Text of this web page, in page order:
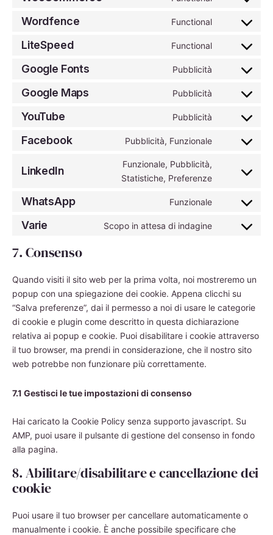
service
Consent
service
Wordfence Functional
Consent
service
LiteSpeed Functional
Consent
service
Google Fonts Pubblicità
Consent
service
Google Maps Pubblicità
Consent
service
YouTube Pubblicità
Consent
service
Facebook Pubblicità, Funzionale
Consent
service
LinkedIn
Funzionale, Pubblicità,
Statistiche, Preferenze
Consent
service
WhatsApp Funzionale
Consent
service
Varie Scopo in attesa di indagine
Consent
7. Consenso
Quando visiti il sito web per la prima volta, noi mostreremo un
popup con una spiegazione dei cookie. Appena clicchi su
“Salva preferenze”, dai il permesso a noi di usare le categorie
di cookie e plugin come descritto in questa dichiarazione
relativa ai popup e cookie. Puoi disabilitare i cookie attraverso
il tuo browser, ma prendi in considerazione, che il nostro sito
web potrebbe non funzionare più correttamente.
7.1 Gestisci le tue impostazioni di consenso
Hai caricato la Cookie Policy senza supporto javascript. Su
AMP, puoi usare il pulsante di gestione del consenso in fondo
alla pagina.
8. Abilitare/disabilitare e cancellazione dei
cookie
Puoi usare il tuo browser per cancellare automaticamente o
manualmente i cookie. È anche possibile specificare che